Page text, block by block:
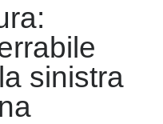
sinistra